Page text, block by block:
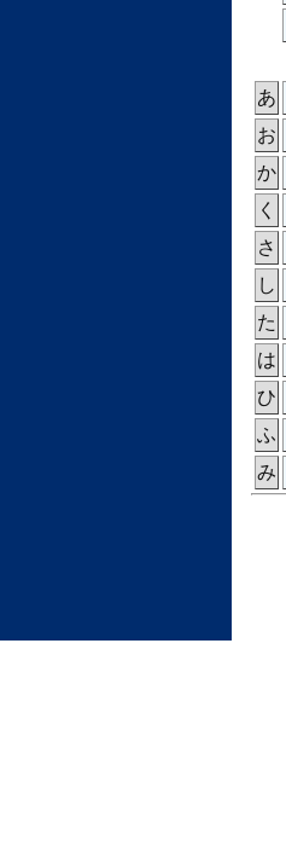
あ
お
か
く
さ
し
た
は
ひ
ふ
み